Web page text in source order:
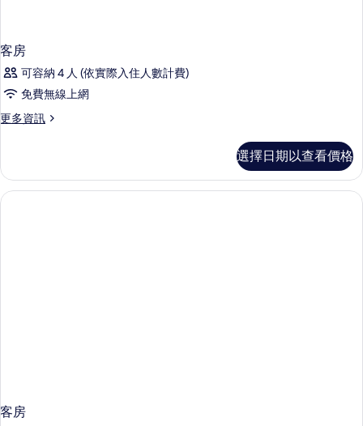
客房
可容納 4 人 (依實際入住人數計費)
免費無線上網
更多資訊
更
的
詳
情
選擇日期以查看價格
客房